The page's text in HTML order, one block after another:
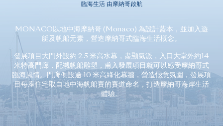
臨海生活 由摩納哥啟航
MONACO以地中海摩納哥 (Monaco) 為設計藍本，並加入遊
艇及帆船元素，營造摩納哥式臨海生活概念。
發展項目大門外設約 2.5 米高水幕，盡顯氣派，入口大堂外約14
米特高門廊，配襯帆船雕塑，甫入發展項目就可以感受摩納哥式
臨海風情。門廊側設逾 10 米高綠化幕牆，營造愜意氛圍，發展項
目每座住宅取自地中海帆船賽的賽道命名，打造摩納哥海岸生活
體驗。